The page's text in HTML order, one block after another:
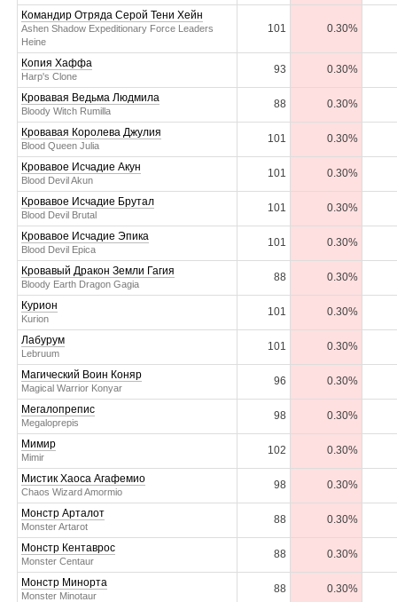
Командир Отряда Серой Тени Хейн
Ashen Shadow Expeditionary Force Leaders
Heine
101 0.30%
Копия Хаффа
Harp's Clone
93 0.30%
Кровавая Ведьма Людмила
Bloody Witch Rumilla
88 0.30%
Кровавая Королева Джулия
Blood Queen Julia
101 0.30%
Кровавое Исчадие Акун
Blood Devil Akun
101 0.30%
Кровавое Исчадие Брутал
Blood Devil Brutal
101 0.30%
Кровавое Исчадие Эпика
Blood Devil Epica
101 0.30%
Кровавый Дракон Земли Гагия
Bloody Earth Dragon Gagia
88 0.30%
Курион
Kurion
101 0.30%
Лабурум
Lebruum
101 0.30%
Магический Воин Коняр
Magical Warrior Konyar
96 0.30%
Мегалопрепис
Megaloprepis
98 0.30%
Мимир
Mimir
102 0.30%
Мистик Хаоса Агафемио
Chaos Wizard Amormio
98 0.30%
Монстр Арталот
Monster Artarot
88 0.30%
Монстр Кентаврос
Monster Centaur
88 0.30%
Монстр Минорта
Monster Minotaur
88 0.30%